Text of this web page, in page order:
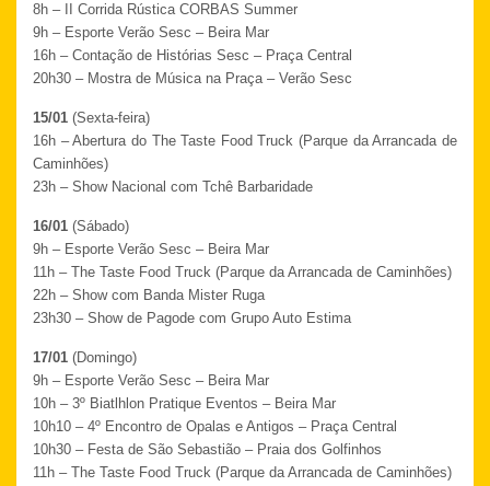
8h – II Corrida Rústica CORBAS Summer
9h – Esporte Verão Sesc – Beira Mar
16h – Contação de Histórias Sesc – Praça Central
20h30 – Mostra de Música na Praça – Verão Sesc
15/01 (Sexta-feira)
16h – Abertura do The Taste Food Truck (Parque da Arrancada de
Caminhões)
23h – Show Nacional com Tchê Barbaridade
16/01 (Sábado)
9h – Esporte Verão Sesc – Beira Mar
11h – The Taste Food Truck (Parque da Arrancada de Caminhões)
22h – Show com Banda Mister Ruga
23h30 – Show de Pagode com Grupo Auto Estima
17/01 (Domingo)
9h – Esporte Verão Sesc – Beira Mar
10h – 3º Biatlhlon Pratique Eventos – Beira Mar
10h10 – 4º Encontro de Opalas e Antigos – Praça Central
10h30 – Festa de São Sebastião – Praia dos Golfinhos
11h – The Taste Food Truck (Parque da Arrancada de Caminhões)